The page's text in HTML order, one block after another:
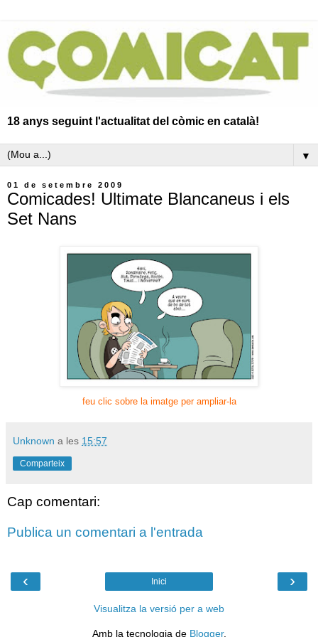
18 anys seguint l'actualitat del còmic en català!
▼
01 de setembre 2009
Comicades! Ultimate Blancaneus i els
Set Nans
feu clic sobre la imatge per ampliar-la
Unknown a les 15:57
Comparteix
Cap comentari:
Publica un comentari a l'entrada
‹ ›
Inici
Visualitza la versió per a web
Amb la tecnologia de Blogger.